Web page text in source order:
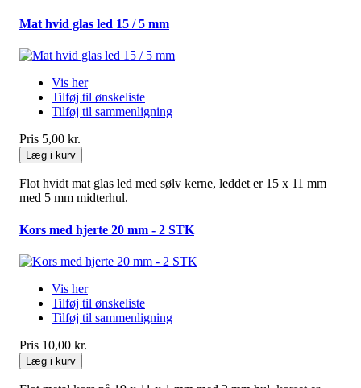
Mat hvid glas led 15 / 5 mm
Vis her
Tilføj til ønskeliste
Tilføj til sammenligning
Pris 5,00 kr.
Læg i kurv
Flot hvidt mat glas led med sølv kerne, leddet er 15 x 11 mm
med 5 mm midterhul.
Kors med hjerte 20 mm - 2 STK
Vis her
Tilføj til ønskeliste
Tilføj til sammenligning
Pris 10,00 kr.
Læg i kurv